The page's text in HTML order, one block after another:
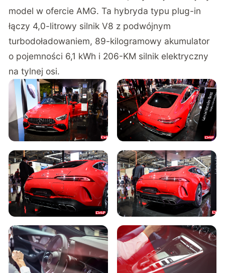
model w ofercie AMG. Ta hybryda typu plug-in
łączy 4,0-litrowy silnik V8 z podwójnym
turbodoładowaniem, 89-kilogramowy akumulator
o pojemności 6,1 kWh i 206-KM silnik elektryczny
na tylnej osi.